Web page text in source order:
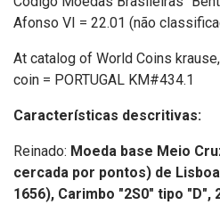
Afonso VI = 22.01 (não
At catalog of World Coins
coin = PORTUGAL KM#434.1
Características descritivas:
Reinado: Moeda base Meio
cercada por pontos) de
1656), Carimbo "2S0" tipo "D",